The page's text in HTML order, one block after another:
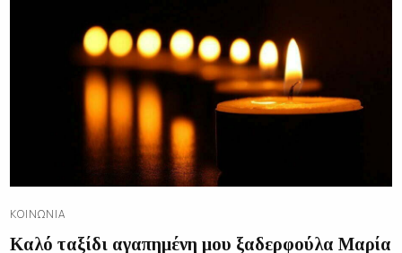
ΚΟΙΝΩΝΊΑ
Καλό ταξίδι αγαπημένη μου ξαδερφούλα Μαρία